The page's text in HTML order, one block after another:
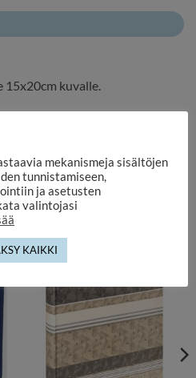
15x20cm kuvalle.
mekanismeja sisältöjen
tunnistamiseen,
ja asetusten
valintojasi
KAIKKI